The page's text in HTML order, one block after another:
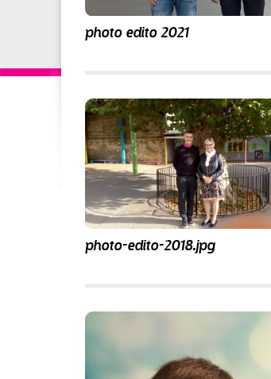
photo edito 2021
photo-edito-2018.jpg